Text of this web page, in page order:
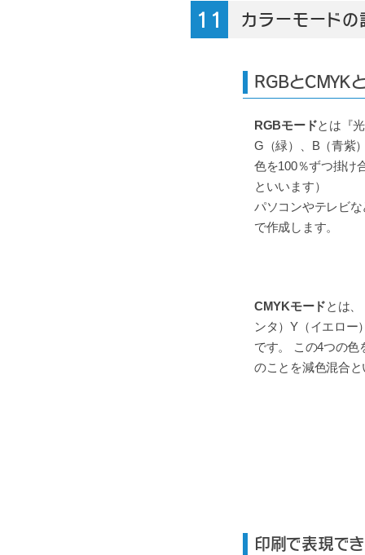
カラーモード
RGBとCMYK
RGBモードとは『
G（緑）、B（青紫
色を100％ずつ掛け
といいます）
パソコンやテレビ
で作成します。
CMYKモードとは
ンタ）Y（イエロー
です。 この4つの色
のことを減色混合
印刷で表現で